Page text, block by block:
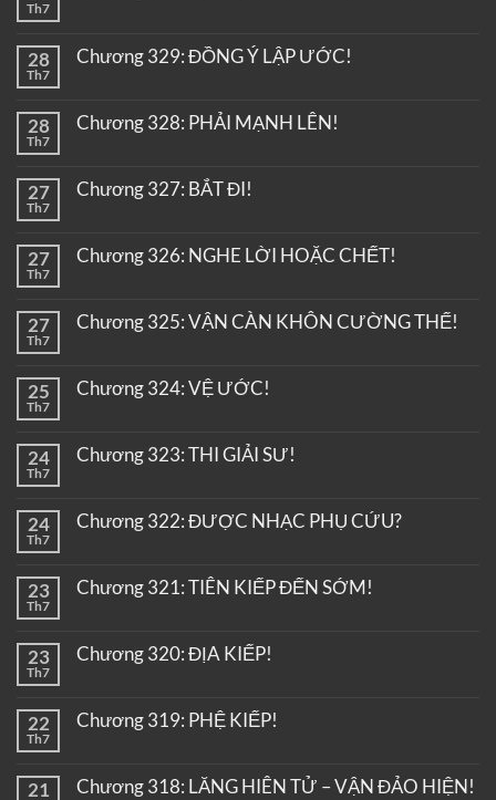
Th7
28
Th7
Chương 329: ĐỒNG Ý LẬP ƯỚC!
28
Th7
Chương 328: PHẢI MẠNH LÊN!
27
Th7
Chương 327: BẮT ĐI!
27
Th7
Chương 326: NGHE LỜI HOẶC CHẾT!
27
Th7
Chương 325: VẬN CÀN KHÔN CƯỜNG THẾ!
25
Th7
Chương 324: VỆ ƯỚC!
24
Th7
Chương 323: THI GIẢI SƯ!
24
Th7
Chương 322: ĐƯỢC NHẠC PHỤ CỨU?
23
Th7
Chương 321: TIÊN KIẾP ĐẾN SỚM!
23
Th7
Chương 320: ĐỊA KIẾP!
22
Th7
Chương 319: PHỆ KIẾP!
21 Chương 318: LĂNG HIÊN TỬ – VẬN ĐẢO HIỆN!